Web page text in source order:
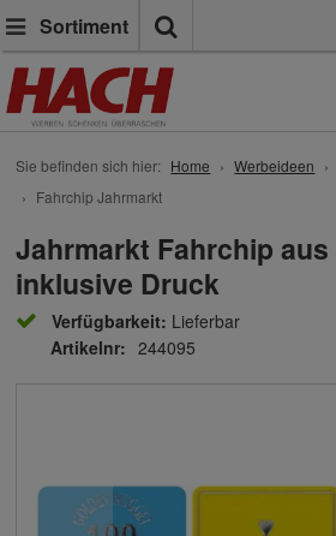
Sortiment
Sie befinden sich hier: Home Werbeideen
Fahrchip Jahrmarkt
Jahrmarkt Fahrchip
inklusive Druck
Verfügbarkeit: Lieferbar
Artikelnr: 244095